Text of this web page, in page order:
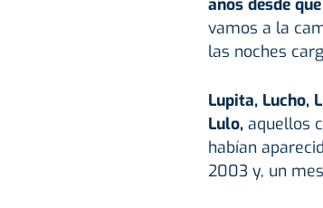
años desde
vamos a la
las noches
Lupita, Lucho,
Lulo,aquellos
habían
2003 y, un